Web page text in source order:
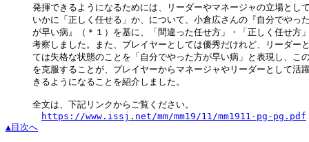
発揮できるようになるためには、リーダーやマネージャの立場とし
いかに「正しく任せる」か、について、小倉広さんの『自分でやっ
が早い病』（＊１）を基に、「間違った任せ方」・「正しく任せ方
考察しました。また、プレイヤーとしては優秀だけれど、リーダー
ては失格な状態のことを「自分でやった方が早い病」と表現し、こ
を克服することが、プレイヤーからマネージャやリーダーとして活
きるようになることを紹介しました。
全文は、下記リンクからご覧ください。
https://www.issj.net/mm/mm19/11/mm1911-pg-pg.pdf
▲目次へ